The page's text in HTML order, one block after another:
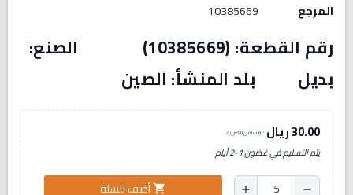
المرجع 10385669
رقم القطعة: (10385669) الصنع:
بديل بلد المنشأ: الصين
30.00 ريال غير شامل للضريبة
يتم التسليم في غضون 1-2 أيام
remove
add
shopping_cartأضف للسلة